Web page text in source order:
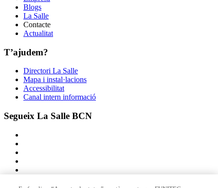
Blogs
La Salle
Contacte
Actualitat
T’ajudem?
Directori La Salle
Mapa i instal·lacions
Accessibilitat
Canal intern informació
Segueix La Salle BCN